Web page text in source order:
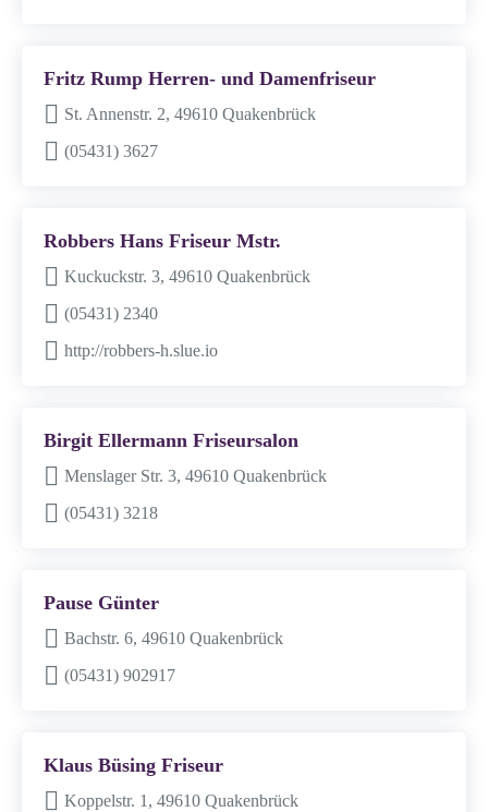
Fritz Rump Herren- und Damenfriseur
St. Annenstr. 2, 49610 Quakenbrück
(05431) 3627
Robbers Hans Friseur Mstr.
Kuckuckstr. 3, 49610 Quakenbrück
(05431) 2340
http://robbers-h.slue.io
Birgit Ellermann Friseursalon
Menslager Str. 3, 49610 Quakenbrück
(05431) 3218
Pause Günter
Bachstr. 6, 49610 Quakenbrück
(05431) 902917
Klaus Büsing Friseur
Koppelstr. 1, 49610 Quakenbrück